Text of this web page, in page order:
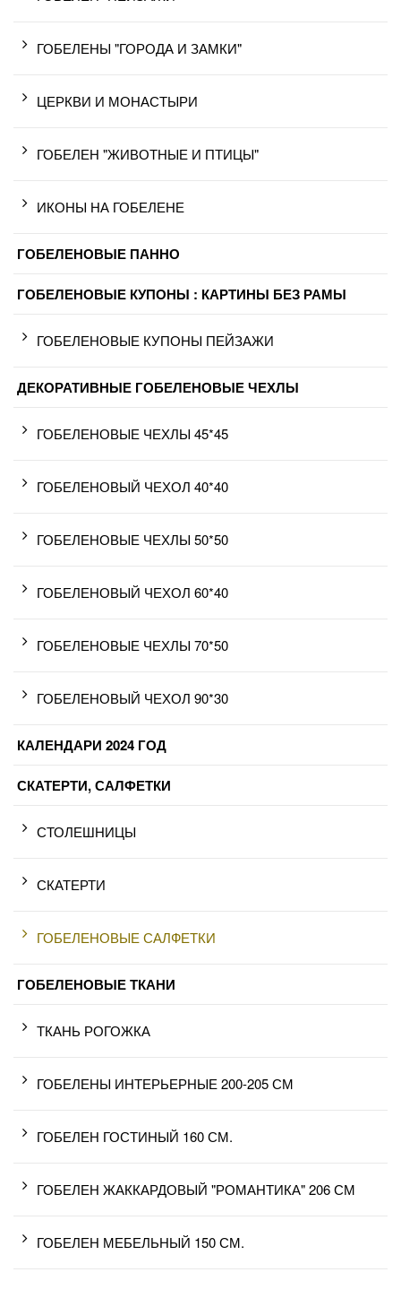
ГОБЕЛЕНЫ "ГОРОДА И ЗАМКИ"
ЦЕРКВИ И МОНАСТЫРИ
ГОБЕЛЕН "ЖИВОТНЫЕ И ПТИЦЫ"
ИКОНЫ НА ГОБЕЛЕНЕ
ГОБЕЛЕНОВЫЕ ПАННО
ГОБЕЛЕНОВЫЕ КУПОНЫ : КАРТИНЫ БЕЗ РАМЫ
ГОБЕЛЕНОВЫЕ КУПОНЫ ПЕЙЗАЖИ
ДЕКОРАТИВНЫЕ ГОБЕЛЕНОВЫЕ ЧЕХЛЫ
ГОБЕЛЕНОВЫЕ ЧЕХЛЫ 45*45
ГОБЕЛЕНОВЫЙ ЧЕХОЛ 40*40
ГОБЕЛЕНОВЫЕ ЧЕХЛЫ 50*50
ГОБЕЛЕНОВЫЙ ЧЕХОЛ 60*40
ГОБЕЛЕНОВЫЕ ЧЕХЛЫ 70*50
ГОБЕЛЕНОВЫЙ ЧЕХОЛ 90*30
КАЛЕНДАРИ 2024 ГОД
СКАТЕРТИ, САЛФЕТКИ
СТОЛЕШНИЦЫ
СКАТЕРТИ
ГОБЕЛЕНОВЫЕ САЛФЕТКИ
ГОБЕЛЕНОВЫЕ ТКАНИ
ТКАНЬ РОГОЖКА
ГОБЕЛЕНЫ ИНТЕРЬЕРНЫЕ 200-205 СМ
ГОБЕЛЕН ГОСТИНЫЙ 160 СМ.
ГОБЕЛЕН ЖАККАРДОВЫЙ "РОМАНТИКА" 206 СМ
ГОБЕЛЕН МЕБЕЛЬНЫЙ 150 СМ.